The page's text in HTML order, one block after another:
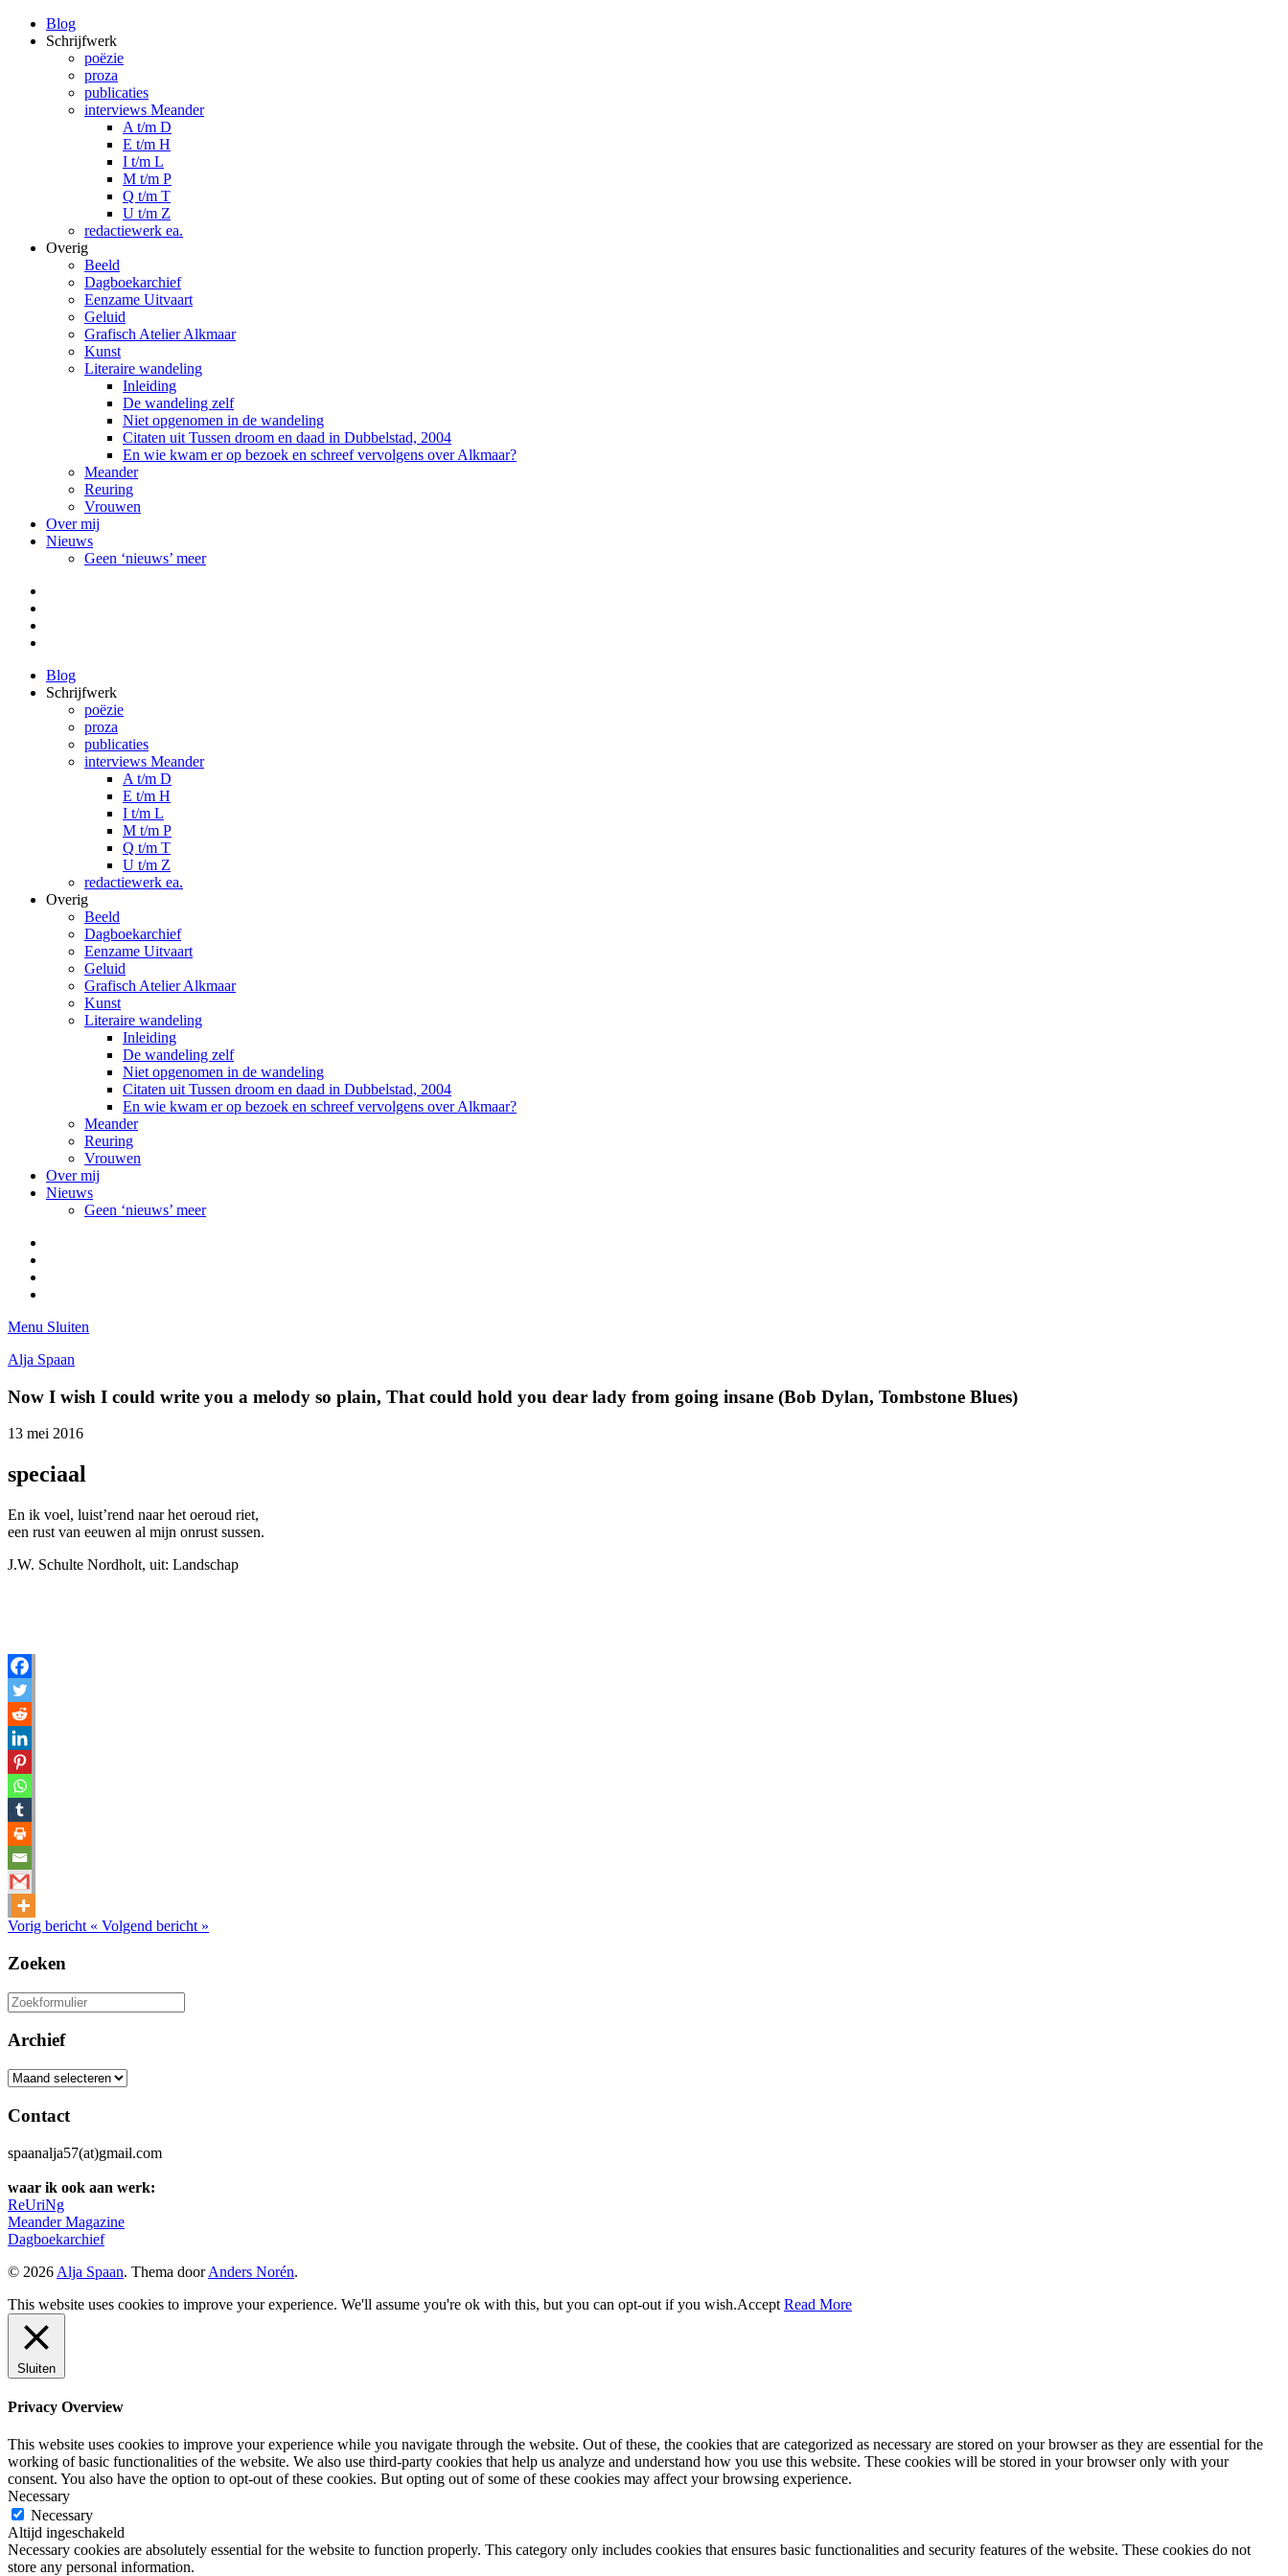
Blog
Schrijfwerk
poëzie
proza
publicaties
interviews Meander
A t/m D
E t/m H
I t/m L
M t/m P
Q t/m T
U t/m Z
redactiewerk ea.
Overig
Beeld
Dagboekarchief
Eenzame Uitvaart
Geluid
Grafisch Atelier Alkmaar
Kunst
Literaire wandeling
Inleiding
De wandeling zelf
Niet opgenomen in de wandeling
Citaten uit Tussen droom en daad in Dubbelstad, 2004
En wie kwam er op bezoek en schreef vervolgens over Alkmaar?
Meander
Reuring
Vrouwen
Over mij
Nieuws
Geen ‘nieuws’ meer
Blog
Schrijfwerk
poëzie
proza
publicaties
interviews Meander
A t/m D
E t/m H
I t/m L
M t/m P
Q t/m T
U t/m Z
redactiewerk ea.
Overig
Beeld
Dagboekarchief
Eenzame Uitvaart
Geluid
Grafisch Atelier Alkmaar
Kunst
Literaire wandeling
Inleiding
De wandeling zelf
Niet opgenomen in de wandeling
Citaten uit Tussen droom en daad in Dubbelstad, 2004
En wie kwam er op bezoek en schreef vervolgens over Alkmaar?
Meander
Reuring
Vrouwen
Over mij
Nieuws
Geen ‘nieuws’ meer
Menu Sluiten
Alja Spaan
Now I wish I could write you a melody so plain, That could hold you dear lady from going insane (Bob Dylan, Tombstone Blues)
13 mei 2016
speciaal
En ik voel, luist’rend naar het oeroud riet,
een rust van eeuwen al mijn onrust sussen.
J.W. Schulte Nordholt, uit: Landschap
Vorig bericht « Volgend bericht »
Zoeken
Zoeken
naar:
Archief
Archief
Contact
spaanalja57(at)gmail.com
waar ik ook aan werk:
ReUriNg
Meander Magazine
Dagboekarchief
© 2026 Alja Spaan. Thema doorAnders Norén.
This website uses cookies to improve your experience. We'll assume you're ok with this, but you can opt-out if you wish.Accept Read More
Sluiten
Privacy Overview
This website uses cookies to improve your experience while you navigate through the website. Out of these, the cookies that are categorized as necessary are stored on your browser as they are essential for the
working of basic functionalities of the website. We also use third-party cookies that help us analyze and understand how you use this website. These cookies will be stored in your browser only with your
consent. You also have the option to opt-out of these cookies. But opting out of some of these cookies may affect your browsing experience.
Necessary
Necessary
Altijd ingeschakeld
Necessary cookies are absolutely essential for the website to function properly. This category only includes cookies that ensures basic functionalities and security features of the website. These cookies do not
store any personal information.